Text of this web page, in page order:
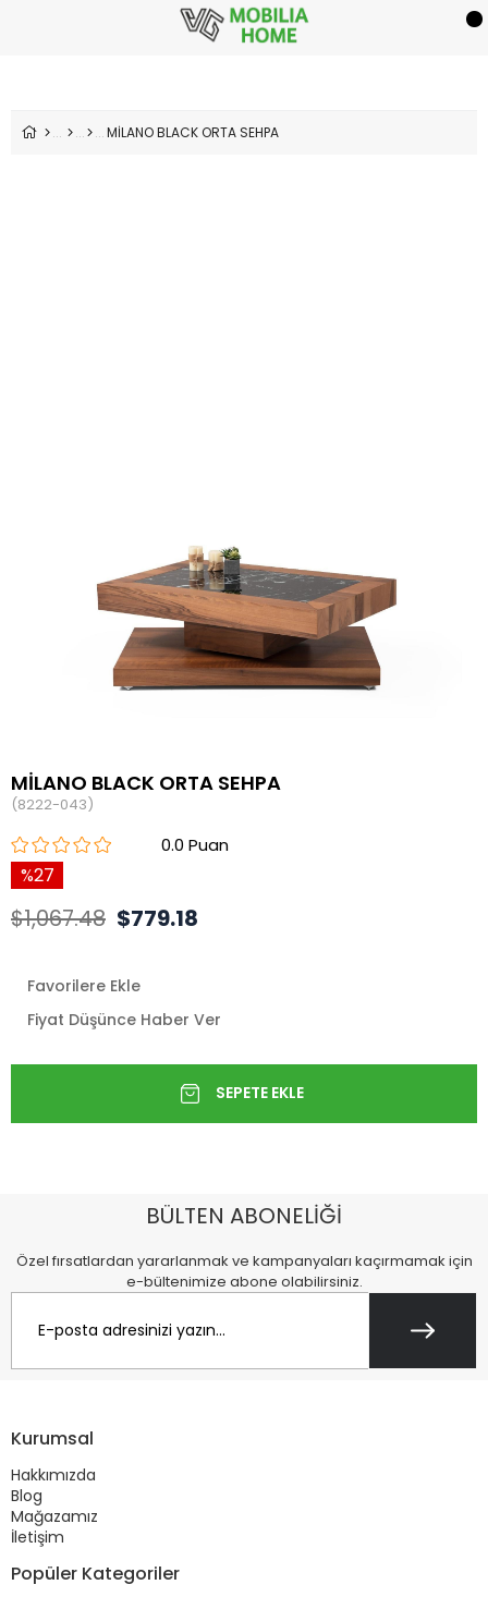
MİLANO BLACK ORTA SEHPA
MİLANO BLACK ORTA SEHPA
(8222-043)
0.0
27
$1,067.48 $779.18
Favorilere Ekle
Fiyat Düşünce Haber Ver
BÜLTEN ABONELİĞİ
Özel fırsatlardan yararlanmak ve kampanyaları kaçırmamak için
e-bültenimize abone olabilirsiniz.
Kurumsal
Hakkımızda
Blog
Mağazamız
İletişim
Popüler Kategoriler